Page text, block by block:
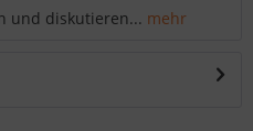
und diskutieren... mehr